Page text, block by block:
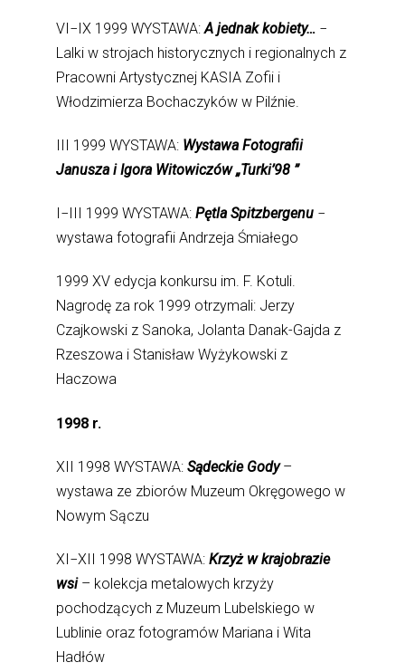
VI−IX 1999 WYSTAWA:A jednak kobiety… −
Lalki w strojach historycznych i regionalnych z
Pracowni Artystycznej KASIA Zofii i
Włodzimierza Bochaczyków w Pilźnie.
III 1999 WYSTAWA: Wystawa Fotografii
Janusza i Igora Witowiczów „Turki’98 ”
I−III 1999 WYSTAWA: Pętla Spitzbergenu −
wystawa fotografii Andrzeja Śmiałego
1999 XV edycja konkursu im. F. Kotuli.
Nagrodę za rok 1999 otrzymali: Jerzy
Czajkowski z Sanoka, Jolanta Danak-Gajda z
Rzeszowa i Stanisław Wyżykowski z
Haczowa
1998 r.
XII 1998 WYSTAWA:Sądeckie Gody–
wystawa ze zbiorów Muzeum Okręgowego w
Nowym Sączu
XI−XII 1998 WYSTAWA:Krzyż w krajobrazie
wsi – kolekcja metalowych krzyży
pochodzących z Muzeum Lubelskiego w
Lublinie oraz fotogramów Mariana i Wita
Hadłów